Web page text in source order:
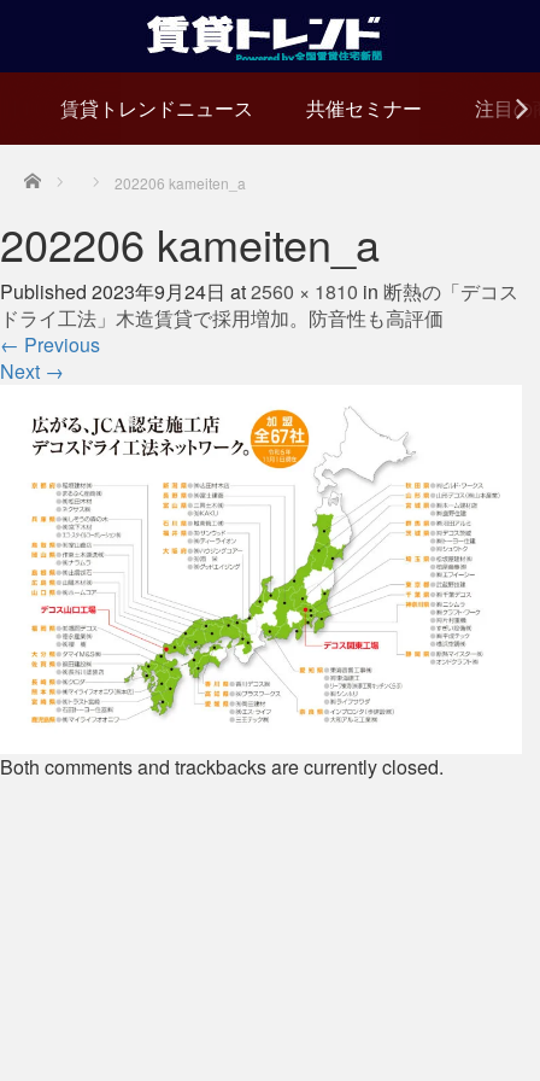
賃貸トレンドニュース 共催セミナー 注目の
Home 202206 kameiten_a
202206 kameiten_a
Published 2023年9月24日 at2560 × 1810 in 断熱の「デコス
ドライ工法」木造賃貸で採用増加。防音性も高評価
← Previous
Next →
Both comments and trackbacks are currently closed.